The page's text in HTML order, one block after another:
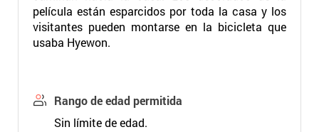
película están esparcidos por toda la casa y los
visitantes pueden montarse en la bicicleta que
usaba Hyewon.
Rango de edad permitida
Sin límite de edad.